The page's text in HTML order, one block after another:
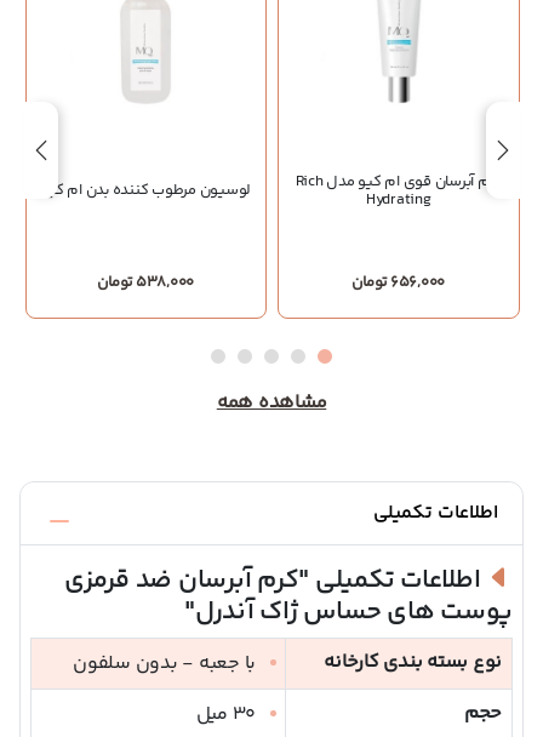
کرم آبرسان قوی ام کیو مدل Rich
Hydrating
656,000 تومان
لوسیون مرطوب کننده بدن ام کیو
538,000 تومان
مشاهده همه
اطلاعات تکمیلی
اطلاعات تکمیلی "کرم آبرسان ضد قرمزی
پوست های حساس ژاک آندرل"
نوع بسته بندی کارخانه
با جعبه - بدون سلفون
حجم
30 میل